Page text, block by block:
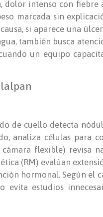
dolor intenso con fiebre
marcada sin
si aparece una
también busca
un equipo
de cuello detecta
analiza células para
flexible) revisa
(RM) evalúan
hormonal. Según el
evita estudios